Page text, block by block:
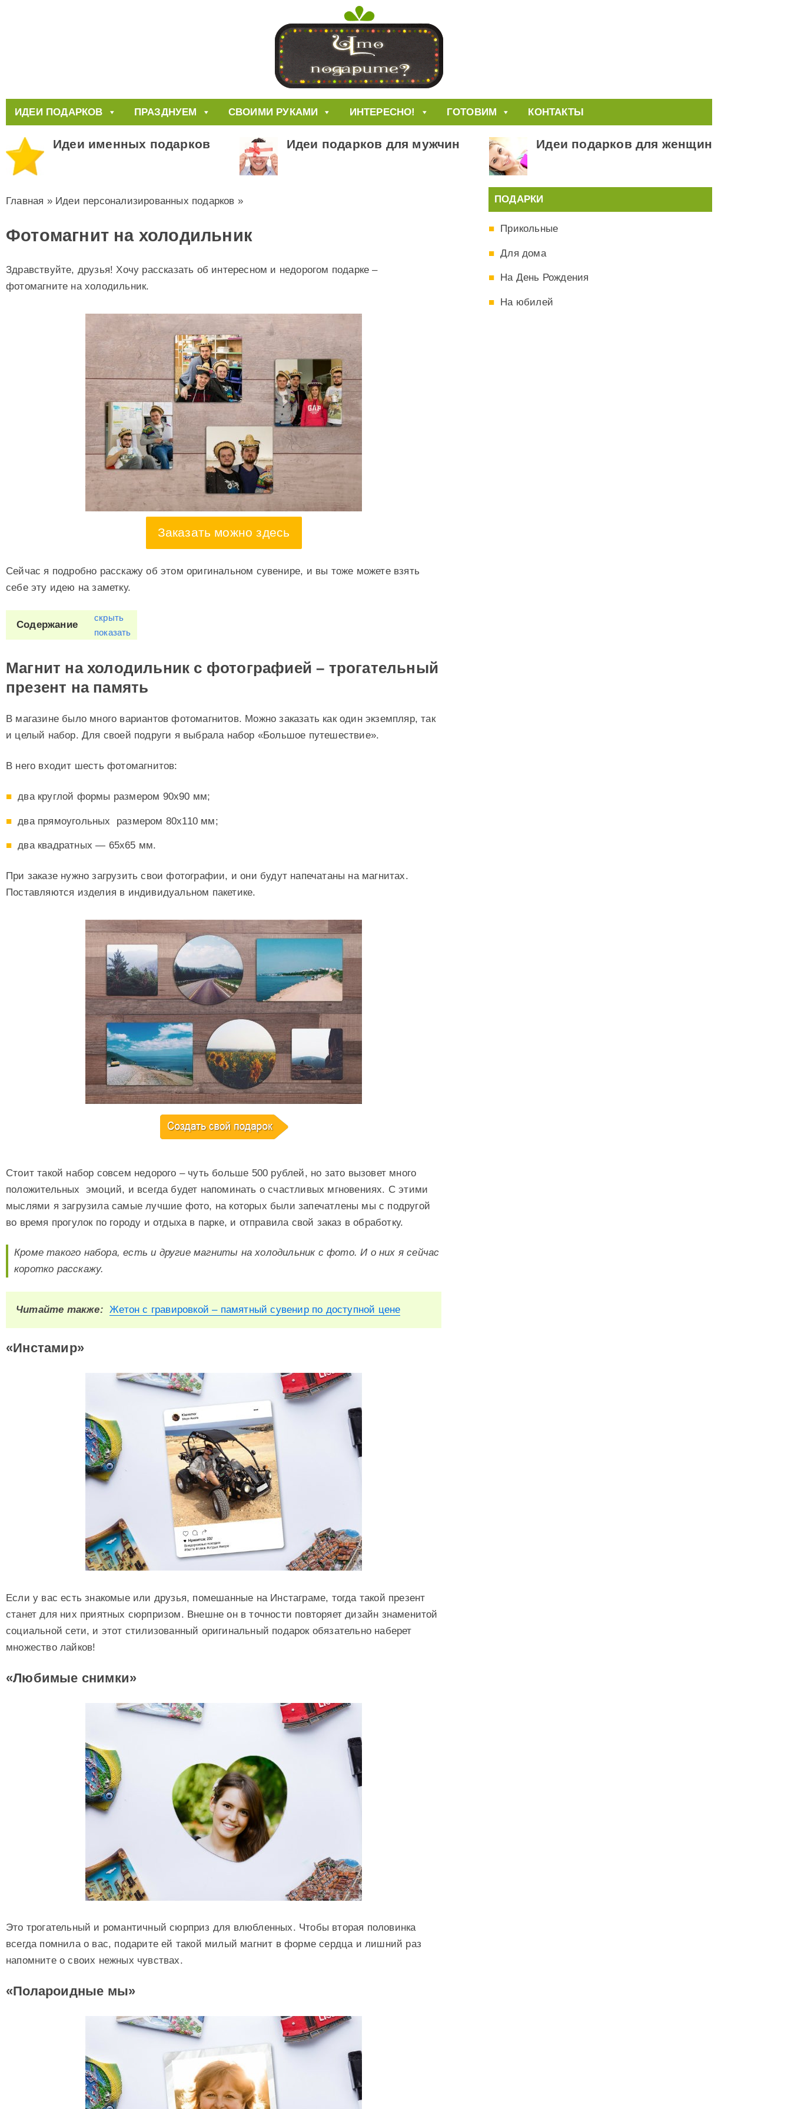
ИДЕИ ПОДАРКОВ ПРАЗДНУЕМ СВОИМИ РУКАМИ ИНТЕРЕСНО! ГОТОВИМ КОНТАКТЫ
Идеи именных подарков Идеи подарков для мужчин Идеи подарков для женщин
Главная » Идеи персонализированных подарков »
Фотомагнит на холодильник
Здравствуйте, друзья! Хочу рассказать об интересном и недорогом подарке –
фотомагните на холодильник.
Заказать можно здесь
Сейчас я подробно расскажу об этом оригинальном сувенире, и вы тоже можете взять
себе эту идею на заметку.
Содержание
скрыть
показать
Магнит на холодильник с фотографией – трогательный
презент на память
В магазине было много вариантов фотомагнитов. Можно заказать как один экземпляр, так
и целый набор. Для своей подруги я выбрала набор «Большое путешествие».
В него входит шесть фотомагнитов:
два круглой формы размером 90х90 мм;
два прямоугольных размером 80х110 мм;
два квадратных — 65х65 мм.
При заказе нужно загрузить свои фотографии, и они будут напечатаны на магнитах.
Поставляются изделия в индивидуальном пакетике.
Стоит такой набор совсем недорого – чуть больше 500 рублей, но зато вызовет много
положительных эмоций, и всегда будет напоминать о счастливых мгновениях. С этими
мыслями я загрузила самые лучшие фото, на которых были запечатлены мы с подругой
во время прогулок по городу и отдыха в парке, и отправила свой заказ в обработку.
Кроме такого набора, есть и другие магниты на холодильник с фото. И о них я сейчас
коротко расскажу.
Читайте также: Жетон с гравировкой – памятный сувенир по доступной цене
«Инстамир»
Если у вас есть знакомые или друзья, помешанные на Инстаграме, тогда такой презент
станет для них приятных сюрпризом. Внешне он в точности повторяет дизайн знаменитой
социальной сети, и этот стилизованный оригинальный подарок обязательно наберет
множество лайков!
«Любимые снимки»
Это трогательный и романтичный сюрприз для влюбленных. Чтобы вторая половинка
всегда помнила о вас, подарите ей такой милый магнит в форме сердца и лишний раз
напомните о своих нежных чувствах.
«Полароидные мы»
ПОДАРКИ
Прикольные
Для дома
На День Рождения
На юбилей